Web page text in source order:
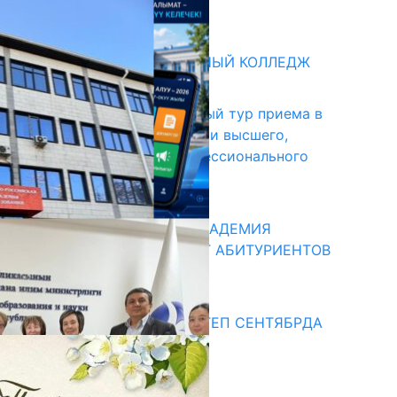
БИШКЕКСКИЙ УНИВЕРСАЛЬНЫЙ КОЛЛЕДЖ
17.07.2026
В Кыргызстане начался первый тур приема в
образовательные организации высшего,
среднего и начального профессионального
образования
13.07.2026
КЫРГЫЗКО-РОССИЙСКАЯ АКАДЕМИЯ
ОБРАЗОВАНИЯ ПРИГЛАШАЕТ АБИТУРИЕНТОВ
10.07.2026
СУЗАКТА 750 ОРУНДУУ МЕКТЕП СЕНТЯБРДА
ПАЙДАЛАНУУГА БЕРИЛЕТ
07.08.2025